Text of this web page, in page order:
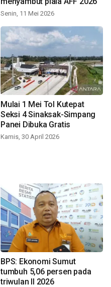
Senin, 11 Mei 2026
Mulai 1 Mei Tol Kutepat
Seksi 4 Sinaksak-Simpang
Panei Dibuka Gratis
Kamis, 30 April 2026
BPS: Ekonomi Sumut
tumbuh 5,06 persen pada
triwulan II 2026